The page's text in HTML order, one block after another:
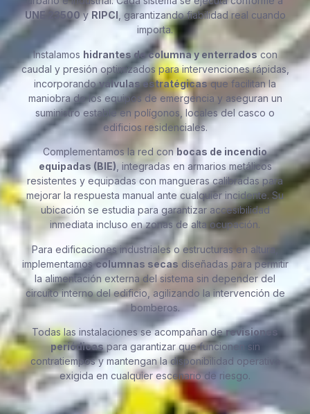
UNE 23500y RIPCI, garantizando fiabilidad real cuando
importa.
Instalamos hidrantes de columna y enterradoscon
caudal y presión optimizados para intervenciones rápidas,
incorporandoválvulas estratégicasque facilitan la
maniobra de los equipos de emergencia y aseguran un
suministro estable en polígonos, locales del casco o
edificios residenciales.
Complementamos la red conbocas de incendio
equipadas (BIE) , integradas en armarios metálicos
resistentes y equipadas con mangueras calibradas para
mejorar la respuesta manual ante cualquier incidente. Su
ubicación se estudia para garantizar accesibilidad
inmediata incluso en zonas de alta ocupación.
Para edificaciones industriales o estructuras en altura,
implementamoscolumnas secas diseñadas para permitir
la alimentación externa del sistema sin depender del
circuito interno del edificio, agilizando la intervención de
bomberos.
Todas las instalaciones se acompañan derevisiones
periódicaspara garantizar que funcionen sin
contratiempos y mantengan la disponibilidad operativa
exigida en cualquier escenario de riesgo.